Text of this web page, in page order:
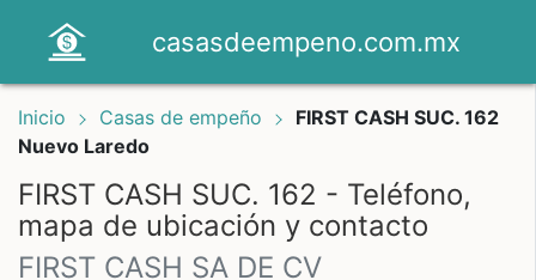
casasdeempeno.com.mx
Inicio Casas de empeño
FIRST CASH SUC. 162
Nuevo Laredo
FIRST CASH SUC. 162 - Teléfono,
mapa de ubicación y contacto
FIRST CASH SA DE CV